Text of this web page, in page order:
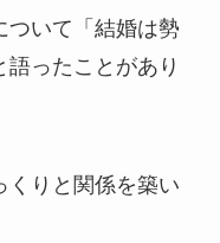
ついて「結婚は勢
ったことがあり
くりと関係を築い